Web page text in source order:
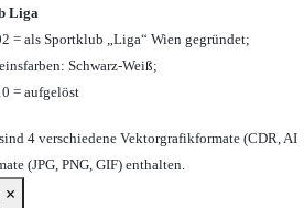
Liga
= als Sportklub „Liga“ Wien gegründet;
Schwarz-Weiß;
= aufgelöst
4 verschiedene Vektorgrafikformate (CDR, AI
(JPG, PNG, GIF) enthalten.
×